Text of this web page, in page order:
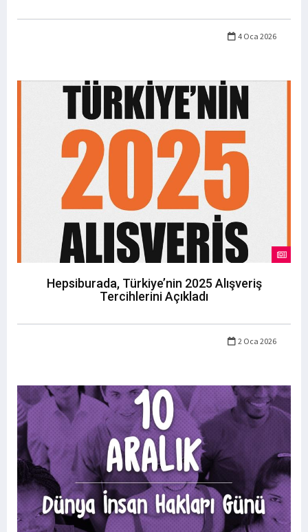
4 Oca 2026
Hepsiburada, Türkiye’nin 2025 Alışveriş
Tercihlerini Açıkladı
2 Oca 2026